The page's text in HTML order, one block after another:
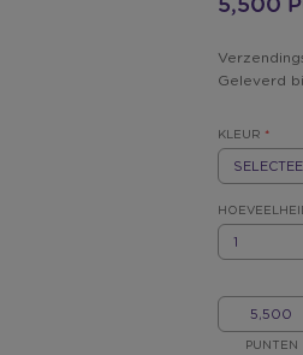
5,500
Geleverd
KLEUR *
*
MIJN
PUNTEN
PUNTEN